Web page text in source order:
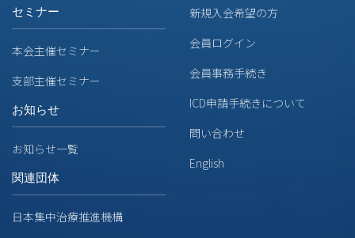
セミナー
本会主催セミナー
支部主催セミナー
お知らせ
お知らせ一覧
関連団体
日本集中治療推進機構
新規入会希望の方
会員ログイン
会員事務手続き
ICD申請手続きについて
問い合わせ
English